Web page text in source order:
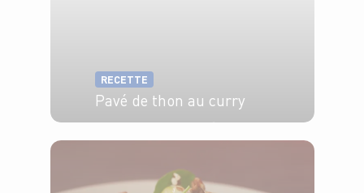
RECETTE
Pavé de thon au curry